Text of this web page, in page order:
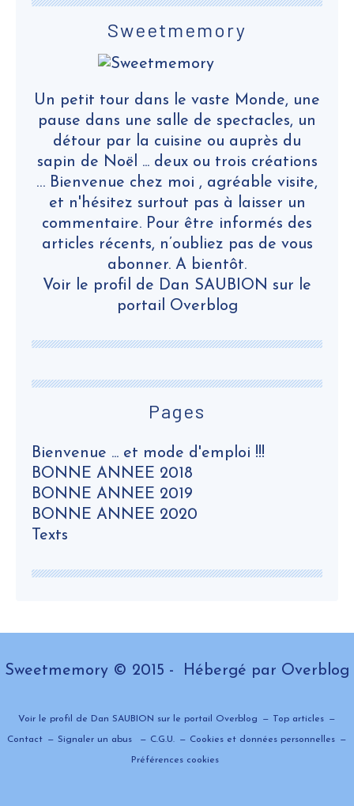
Pages
Bienvenue ... et mode d'emploi !!!
BONNE ANNEE 2018
BONNE ANNEE 2019
BONNE ANNEE 2020
Texts
Sweetmemory
Un petit tour dans le vaste Monde, une
pause dans une salle de spectacles, un
détour par la cuisine ou auprès du
sapin de Noël ... deux ou trois créations
… Bienvenue chez moi , agréable visite,
et n'hésitez surtout pas à laisser un
commentaire. Pour être informés des
articles récents, n’oubliez pas de vous
abonner. A bientôt.
Voir le profil de Dan SAUBION sur le
portail Overblog
Sweetmemory © 2015 - Hébergé par Overblog
Voir le profil de Dan SAUBION sur le portail Overblog Top articles
Contact Signaler un abus C.G.U. Cookies et données personnelles
Préférences cookies